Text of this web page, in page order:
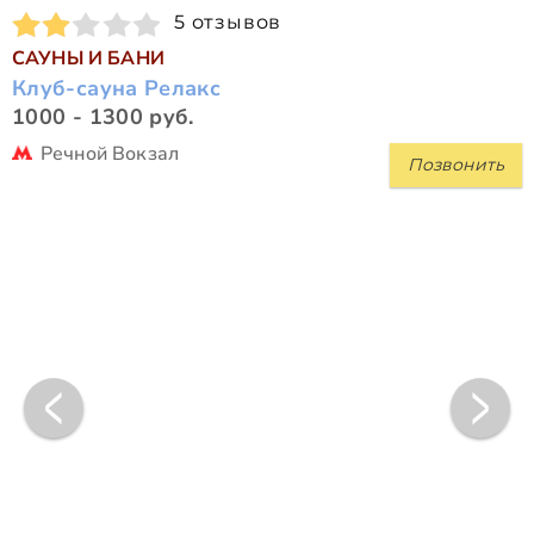
5 отзывов
САУНЫ И БАНИ
Клуб-сауна Релакс
1000 - 1300 руб.
Позвонить
Речной Вокзал